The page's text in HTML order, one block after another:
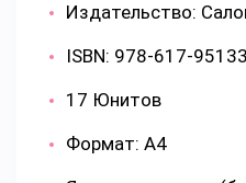
Издательство:
ISBN: 978-617-
17 Юнитов
Формат: А4